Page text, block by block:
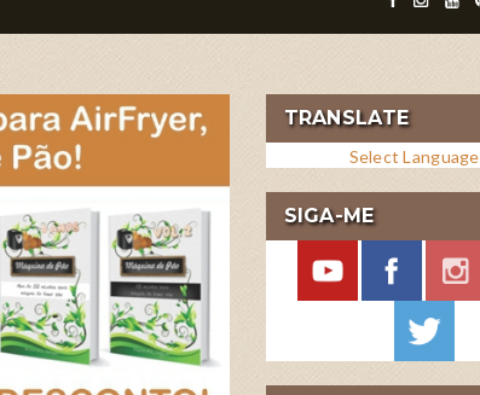
TRANSLATE
Select Language
SIGA-ME